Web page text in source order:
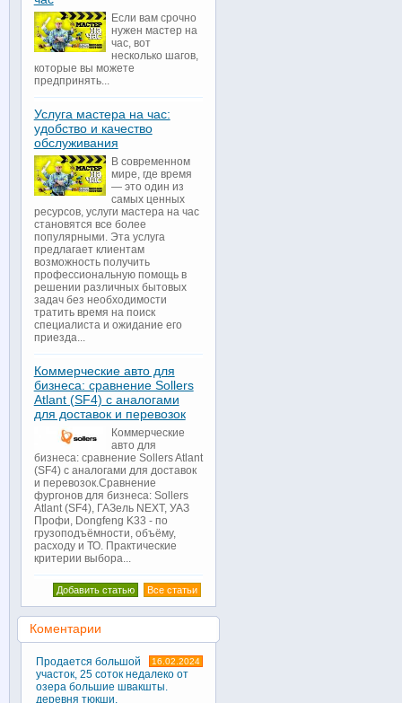
Если вам срочно
нужен мастер на
час, вот
несколько шагов,
которые вы можете
предпринять...
Услуга мастера на час:
удобство и качество
обслуживания
В современном
мире, где время
— это один из
самых ценных
ресурсов, услуги мастера на час
становятся все более
популярными. Эта услуга
предлагает клиентам
возможность получить
профессиональную помощь в
решении различных бытовых
задач без необходимости
тратить время на поиск
специалиста и ожидание его
приезда...
Коммерческие авто для
бизнеса: сравнение Sollers
Atlant (SF4) с аналогами
для доставок и перевозок
Коммерческие
авто для
бизнеса: сравнение Sollers Atlant
(SF4) с аналогами для доставок
и перевозок.Сравнение
фургонов для бизнеса: Sollers
Atlant (SF4), ГАЗель NEXT, УАЗ
Профи, Dongfeng K33 - по
грузоподъёмности, объёму,
расходу и ТО. Практические
критерии выбора...
Все статьи
Добавить статью
Коментарии
16.02.2024
Продается большой
участок, 25 соток недалеко от
озера большие швакшты.
деревня тюкши.